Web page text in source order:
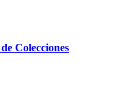
Colecciones